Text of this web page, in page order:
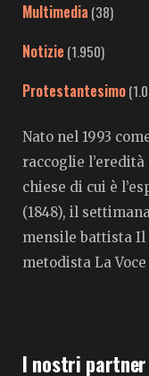
Multimedia (38)
Notizie (1.950)
Protestantesimo
Nato nel 1993
raccoglie
chiese di cui è
(1848), il
mensile battista Il
metodista La
I nostri partner